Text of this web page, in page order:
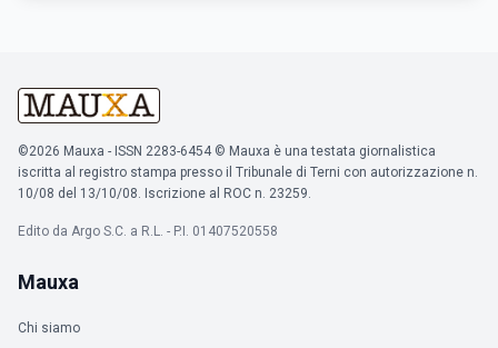
©2026 Mauxa - ISSN 2283-6454 © Mauxa è una testata giornalistica
iscritta al registro stampa presso il Tribunale di Terni con autorizzazione n.
10/08 del 13/10/08. Iscrizione al ROC n. 23259.
Edito da Argo S.C. a R.L. - P.I. 01407520558
Mauxa
Chi siamo